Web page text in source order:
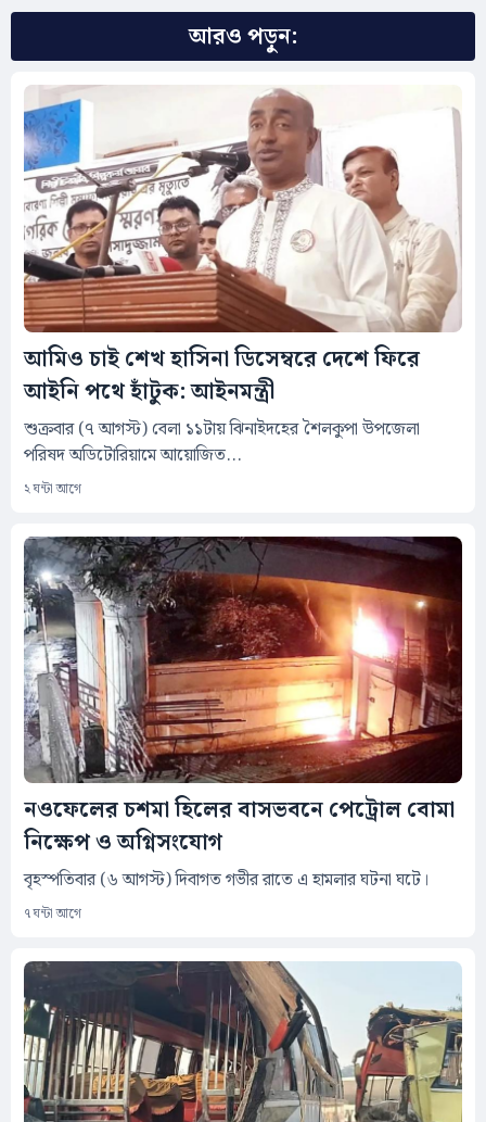
আরও পড়ুন:
আমিও চাই শেখ হাসিনা ডিসেম্বরে দেশে ফিরে
আইনি পথে হাঁটুক: আইনমন্ত্রী
শুক্রবার (৭ আগস্ট) বেলা ১১টায় ঝিনাইদহের শৈলকুপা উপজেলা
পরিষদ অডিটোরিয়ামে আয়োজিত...
২ ঘন্টা আগে
নওফেলের চশমা হিলের বাসভবনে পেট্রোল বোমা
নিক্ষেপ ও অগ্নিসংযোগ
বৃহস্পতিবার (৬ আগস্ট) দিবাগত গভীর রাতে এ হামলার ঘটনা ঘটে।
৭ ঘন্টা আগে